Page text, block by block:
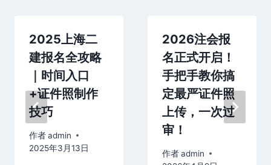
2025上海二
建报名全攻略
｜时间入口
+证件照制作
技巧
作者admin
2025年3月13日
2026注会报
名正式开启！
手把手教你搞
定最严证件照
上传，一次过
审！
作者admin